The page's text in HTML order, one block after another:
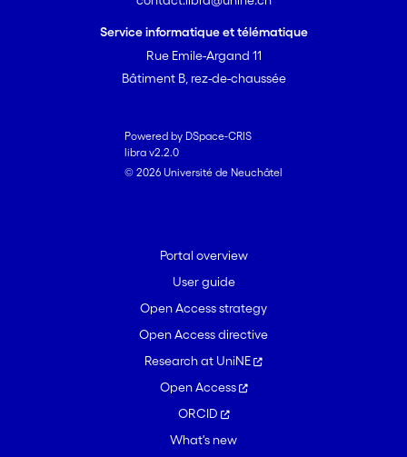
Service informatique et télématique
Rue Emile-Argand 11
Bâtiment B, rez-de-chaussée
Powered by DSpace-CRIS
libra v2.2.0
© 2026 Université de Neuchâtel
Portal overview
User guide
Open Access strategy
Open Access directive
Research at UniNE
Open Access
ORCID
What's new